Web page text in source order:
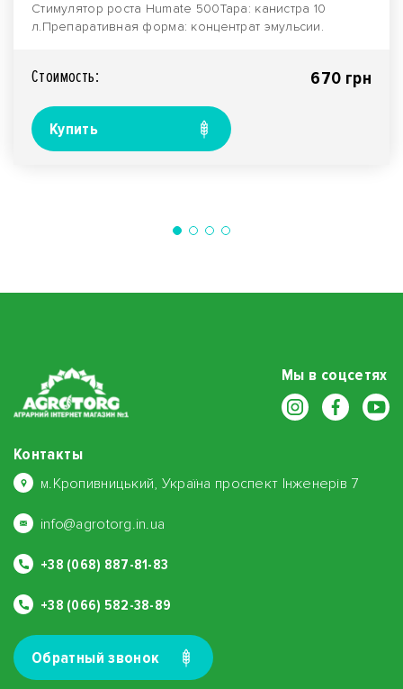
Стимулятор роста Нumate 500Тара: канистра 10
л.Препаративная форма: концентрат эмульсии.
Стоимость: 670 грн
Купить
Мы в соцсетях
Контакты
м.Кропивницький, Україна проспект Інженерів 7
info@agrotorg.in.ua
+38 (068) 887-81-83
+38 (066) 582-38-89
Обратный звонок